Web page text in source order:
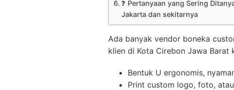
❓ Pertanyaan yang Sering
Jakarta dan sekitarnya
Ada banyak vendor boneka
klien di Kota Cirebon Jawa Barat
Bentuk U ergonomis,
Print custom logo, foto,